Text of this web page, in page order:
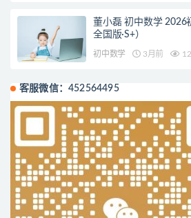
董小磊 初中数学 2026
全国版·S+）
初中数学 3月前 12
客服微信：452564495